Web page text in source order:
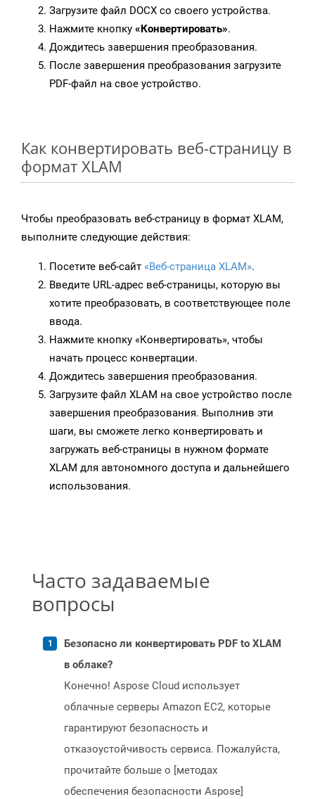
Загрузите файл DOCX со своего устройства.
Нажмите кнопку «Конвертировать».
Дождитесь завершения преобразования.
После завершения преобразования загрузите
PDF-файл на свое устройство.
Как конвертировать веб-страницу в
формат XLAM
Чтобы преобразовать веб-страницу в формат XLAM,
выполните следующие действия:
Посетите веб-сайт «Веб-страница XLAM».
Введите URL-адрес веб-страницы, которую вы
хотите преобразовать, в соответствующее поле
ввода.
Нажмите кнопку «Конвертировать», чтобы
начать процесс конвертации.
Дождитесь завершения преобразования.
Загрузите файл XLAM на свое устройство после
завершения преобразования. Выполнив эти
шаги, вы сможете легко конвертировать и
загружать веб-страницы в нужном формате
XLAM для автономного доступа и дальнейшего
использования.
Часто задаваемые
вопросы
Безопасно ли конвертировать PDF to XLAM
в облаке?
Конечно! Aspose Cloud использует
облачные серверы Amazon EC2, которые
гарантируют безопасность и
отказоустойчивость сервиса. Пожалуйста,
прочитайте больше о [методах
обеспечения безопасности Aspose]